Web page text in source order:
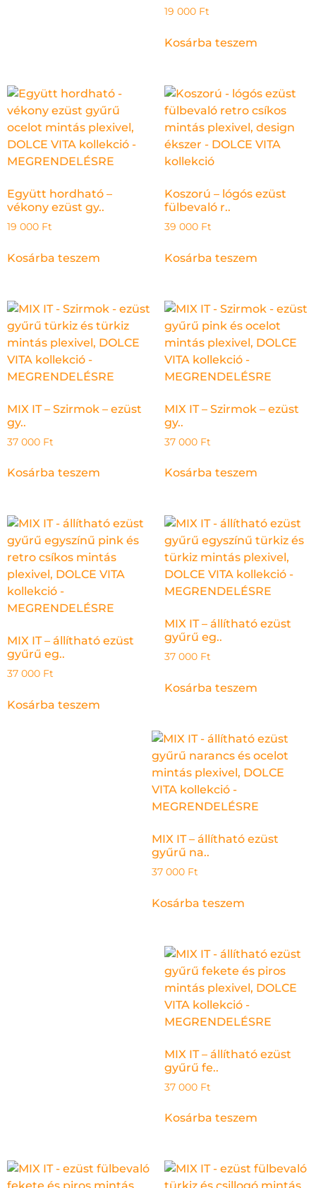
19 000 Ft
Kosárba teszem
Együtt hordható –
vékony ezüst gy..
19 000 Ft
Kosárba teszem
Koszorú – lógós ezüst
fülbevaló r..
39 000 Ft
Kosárba teszem
MIX IT – Szirmok – ezüst
gy..
37 000 Ft
Kosárba teszem
MIX IT – Szirmok – ezüst
gy..
37 000 Ft
Kosárba teszem
MIX IT – állítható ezüst
gyűrű eg..
37 000 Ft
Kosárba teszem
MIX IT – állítható ezüst
gyűrű eg..
37 000 Ft
Kosárba teszem
MIX IT – állítható ezüst
gyűrű na..
37 000 Ft
Kosárba teszem
MIX IT – állítható ezüst
gyűrű fe..
37 000 Ft
Kosárba teszem